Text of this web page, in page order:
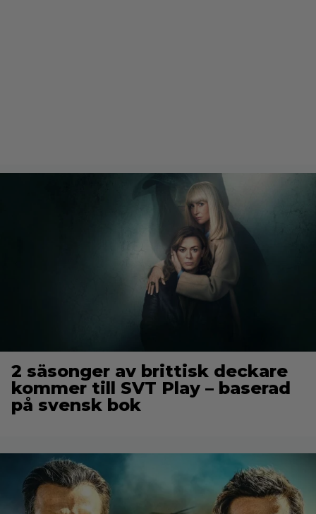
2 säsonger av brittisk deckare
kommer till SVT Play – baserad
på svensk bok